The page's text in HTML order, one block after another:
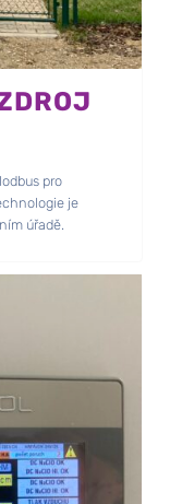
pro
je
úřadě.